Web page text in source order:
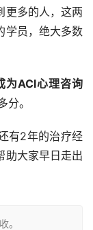
更多的人，这两
学员，绝大多数
为ACI心理咨询
。
有2年的治疗经
助大家早日走出
。